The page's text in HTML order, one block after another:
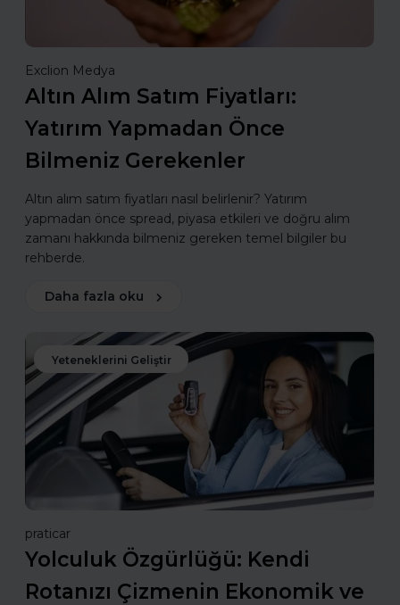
Exclion Medya
Altın Alım Satım Fiyatları:
Yatırım Yapmadan Önce
Bilmeniz Gerekenler
Altın alım satım fiyatları nasıl belirlenir? Yatırım
yapmadan önce spread, piyasa etkileri ve doğru alım
zamanı hakkında bilmeniz gereken temel bilgiler bu
rehberde.
Daha fazla oku
Yeteneklerini Geliştir
praticar
Yolculuk Özgürlüğü: Kendi
Rotanızı Çizmenin Ekonomik ve